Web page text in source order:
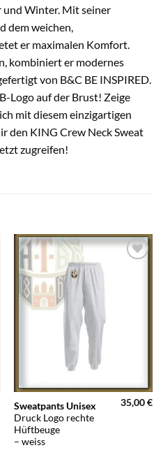
und Winter. Mit seiner
dem weichen,
er maximalen Komfort.
kombiniert er modernes
von B&C BE INSPIRED.
Logo auf der Brust! Zeige
mit diesem einzigartigen
den KING Crew Neck Sweat
zugreifen!
Sweatpants Unisex
Druck Logo rechte
Hüftbeuge
– weiss
35,00€